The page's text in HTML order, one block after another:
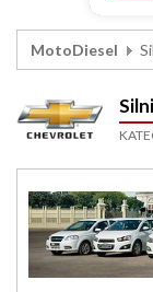
MotoDiesel